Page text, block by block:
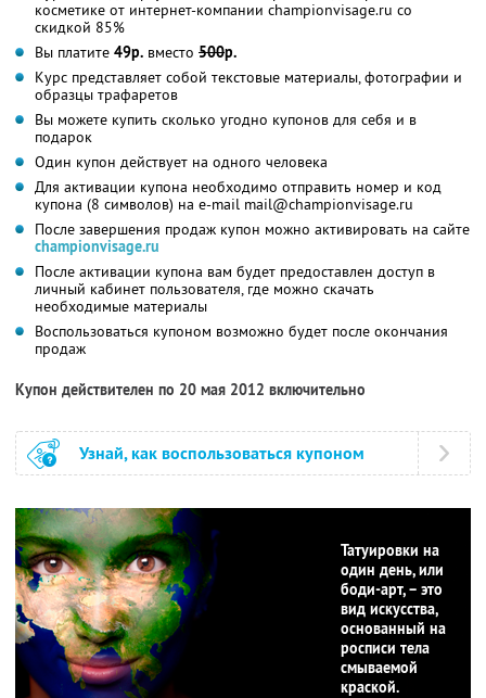
косметике от интернет-компании championvisage.ru со
скидкой 85%
Вы платите 49р. вместо 500р.
Курс представляет собой текстовые материалы, фотографии и
образцы трафаретов
Вы можете купить сколько угодно купонов для себя и в
подарок
Один купон действует на одного человека
Для активации купона необходимо отправить номер и код
купона (8 символов) на e-mail mail@championvisage.ru
После завершения продаж купон можно активировать на сайте
championvisage.ru
После активации купона вам будет предоставлен доступ в
личный кабинет пользователя, где можно скачать
необходимые материалы
Воспользоваться купоном возможно будет после окончания
продаж
Купон действителен по 20 мая 2012 включительно
Узнай, как воспользоваться купоном
Татуировки на
один день, или
боди-арт, – это
вид искусства,
основанный на
росписи тела
смываемой
краской.